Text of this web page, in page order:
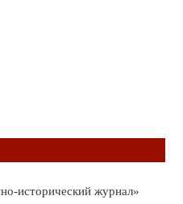
исторический журнал»